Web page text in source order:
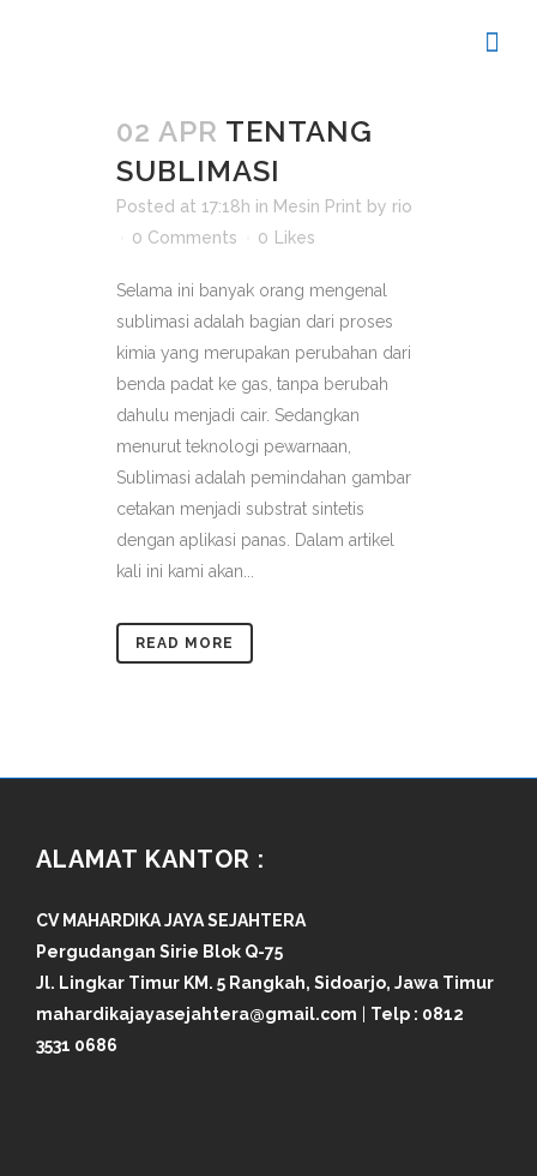
02 APR TENTANG
SUBLIMASI
Posted at 17:18h in Mesin Print by rio
0 Comments
0 Likes
Selama ini banyak orang mengenal
sublimasi adalah bagian dari proses
kimia yang merupakan perubahan dari
benda padat ke gas, tanpa berubah
dahulu menjadi cair. Sedangkan
menurut teknologi pewarnaan,
Sublimasi adalah pemindahan gambar
cetakan menjadi substrat sintetis
dengan aplikasi panas. Dalam artikel
kali ini kami akan...
READ MORE
ALAMAT KANTOR :
CV MAHARDIKA JAYA SEJAHTERA
Pergudangan Sirie Blok Q-75
Jl. Lingkar Timur KM. 5 Rangkah, Sidoarjo, Jawa Timur
mahardikajayasejahtera@gmail.com
Telp : 0812
3531 0686